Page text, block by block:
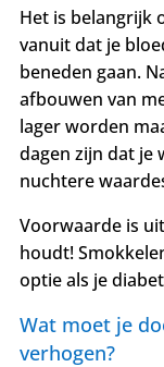
Het is belangrijk
vanuit dat je
beneden gaan.
afbouwen van
lager worden
dagen zijn dat je
nuchtere
Voorwaarde is
houdt!
optie als je
Wat moet je
verhogen?